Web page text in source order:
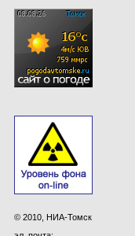
© 2010, НИА-Томск